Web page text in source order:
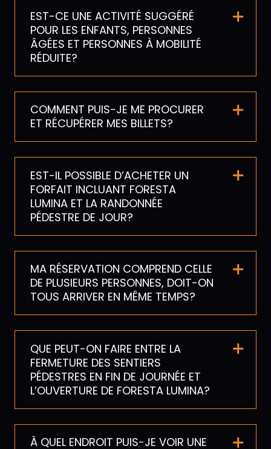
EST-CE UNE ACTIVITÉ SUGGÉRÉ
POUR LES ENFANTS, PERSONNES
ÂGÉES ET PERSONNES À MOBILITÉ
RÉDUITE?
COMMENT PUIS-JE ME PROCURER
ET RÉCUPÉRER MES BILLETS?
EST-IL POSSIBLE D’ACHETER UN
FORFAIT INCLUANT FORESTA
LUMINA ET LA RANDONNÉE
PÉDESTRE DE JOUR?
MA RÉSERVATION COMPREND CELLE
DE PLUSIEURS PERSONNES, DOIT-ON
TOUS ARRIVER EN MÊME TEMPS?
QUE PEUT-ON FAIRE ENTRE LA
FERMETURE DES SENTIERS
PÉDESTRES EN FIN DE JOURNÉE ET
L’OUVERTURE DE FORESTA LUMINA?
À QUEL ENDROIT PUIS-JE VOIR UNE